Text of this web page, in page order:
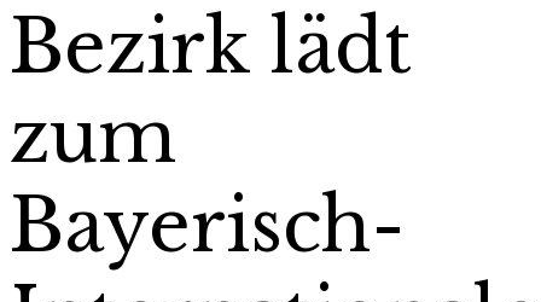
Bezirk lädt
zum
Bayerisch-